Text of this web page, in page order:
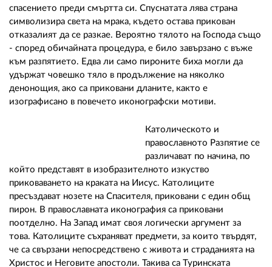
спасението преди смъртта си. Спуснатата лява страна
символизира света на мрака, където остава прикован
отказалият да се разкае. Вероятно тялото на Господа също
- според обичайната процедура, е било завързано с въже
към разпятието. Едва ли само пироните биха могли да
удържат човешко тяло в продължение на няколко
денонощия, ако са приковани дланите, както е
изографисано в повечето иконографски мотиви.
Католическото и
православното Разпятие се
различават по начина, по
който представят в изобразителното изкуство
приковаването на краката на Иисус. Католиците
пресъздават нозете на Спасителя, приковани с един общ
пирон. В православната иконография са приковани
поотделно. На Запад имат своя логически аргумент за
това. Католиците съхраняват предмети, за които твърдят,
че са свързани непосредствено с живота и страданията на
Христос и Неговите апостоли. Такива са Туринската